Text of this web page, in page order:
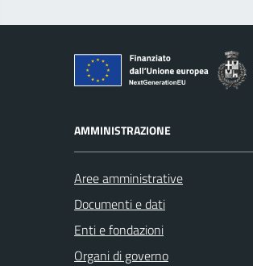
AMMINISTRAZIONE
Aree amministrative
Documenti e dati
Enti e fondazioni
Organi di governo